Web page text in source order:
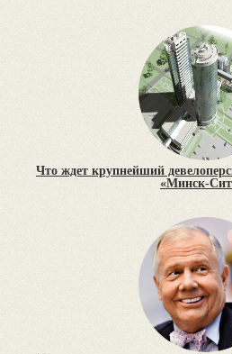
Что ждет крупнейший
«Минск-